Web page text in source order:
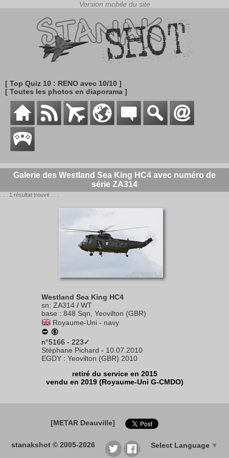
[ Top Quiz 10 : RENO avec 10/10 ]
[ Toutes les photos en diaporama ]
Galerie des Westland Sea King HC4 avec numéro de
série ZA314
. . . 1 résultat trouvé . . .
Westland Sea King HC4
sn: ZA314 / WT
base : 848 Sqn, Yeovilton (GBR)
Royaume-Uni - navy
n°5166 - 223✓
Stéphane Pichard - 10.07.2010
EGDY : Yeovilton (GBR) 2010
retiré du service en 2015
vendu en 2019 (Royaume-Uni G-CMDO)
[METAR Deauville]
stanakshot © 2005-2026 Select Language ▼